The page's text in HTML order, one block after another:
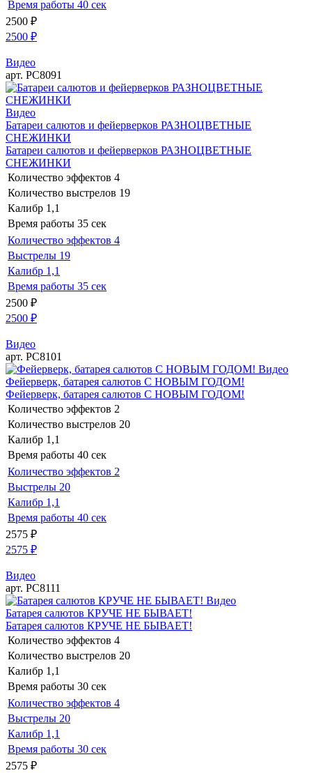
Время работы 40 сек
2500 ₽
2500 ₽
Видео
арт. РС8091
Видео
Батареи салютов и фейерверков РАЗНОЦВЕТНЫЕ
СНЕЖИНКИ
Батареи салютов и фейерверков РАЗНОЦВЕТНЫЕ
СНЕЖИНКИ
Количество эффектов 4
Количество выстрелов 19
Калибр 1,1
Время работы 35 сек
Количество эффектов 4
Выстрелы 19
Калибр 1,1
Время работы 35 сек
2500 ₽
2500 ₽
Видео
арт. РС8101
Видео
Фейерверк, батарея салютов С НОВЫМ ГОДОМ!
Фейерверк, батарея салютов С НОВЫМ ГОДОМ!
Количество эффектов 2
Количество выстрелов 20
Калибр 1,1
Время работы 40 сек
Количество эффектов 2
Выстрелы 20
Калибр 1,1
Время работы 40 сек
2575 ₽
2575 ₽
Видео
арт. РС8111
Видео
Батарея салютов КРУЧЕ НЕ БЫВАЕТ!
Батарея салютов КРУЧЕ НЕ БЫВАЕТ!
Количество эффектов 4
Количество выстрелов 20
Калибр 1,1
Время работы 30 сек
Количество эффектов 4
Выстрелы 20
Калибр 1,1
Время работы 30 сек
2575 ₽